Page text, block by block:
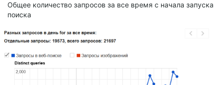
Общее количество запросов за все время с начала запуска
поиска